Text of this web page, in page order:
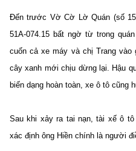
Đến trước Vờ Cờ Lờ Quán (số
51A-074.15 bất ngờ từ trong
cuốn cả xe máy và chị Trang
cây xanh mới chịu dừng lại. Hậu
biến dạng hoàn toàn, xe ô tô cũng
Sau khi xảy ra tai nạn, tài xế ô
xác định ông Hiền chính là người